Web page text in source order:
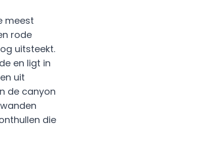
meest
rode
uitsteekt.
en ligt in
uit
de canyon
die